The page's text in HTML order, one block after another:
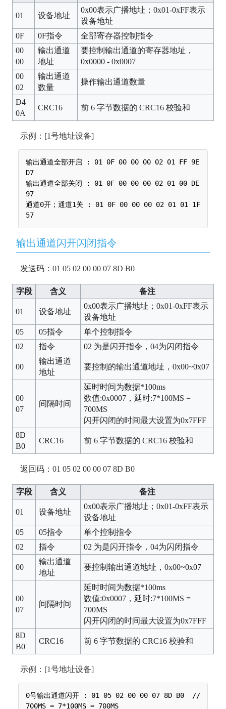
01 设备地址
0x00表示广播地址；0x01-0xFF表示
设备地址
0F
0F指令
全部寄存器控制指令
00
00
输出通道
地址
要控制输出通道的寄存器地址，
0x0000 - 0x0007
00
02
输出通道
数量
操作输出通道数量
D4
0A
CRC16 前 6 字节数据的 CRC16 校验和
示例：[1号地址设备]
输出通道全部开启 : 01 0F 00 00 00 02 01 FF 9E
D7
输出通道全部关闭 : 01 0F 00 00 00 02 01 00 DE
97
通道0开；通道1关 : 01 0F 00 00 00 02 01 01 1F
输出通道闪开闪闭指令
发送码：01 05 02 00 00 07 8D B0
字段 含义 备注
01 设备地址
0x00表示广播地址；0x01-0xFF表示
设备地址
05
05指令
单个控制指令
02
指令 02 为是闪开指令，04为闪闭指令
00
输出通道
地址
要控制的输出通道地址，0x00~0x07
00
07
间隔时间
延时时间为数据*100ms
数值:0x0007，延时:7*100MS =
700MS
闪开闪闭的时间最大设置为0x7FFF
8D
B0
CRC16 前 6 字节数据的 CRC16 校验和
返回码：01 05 02 00 00 07 8D B0
字段 含义 备注
01 设备地址
0x00表示广播地址；0x01-0xFF表示
设备地址
05
05指令
单个控制指令
02
指令 02 为是闪开指令，04为闪闭指令
00
输出通道
地址
要控制输出通道地址，0x00~0x07
00
07
间隔时间
延时时间为数据*100ms
数值:0x0007，延时:7*100MS =
700MS
闪开闪闭的时间最大设置为0x7FFF
8D
B0
CRC16 前 6 字节数据的 CRC16 校验和
示例：[1号地址设备]
0号输出通道闪开 : 01 05 02 00 00 07 8D B0  //
700MS = 7*100MS = 700MS